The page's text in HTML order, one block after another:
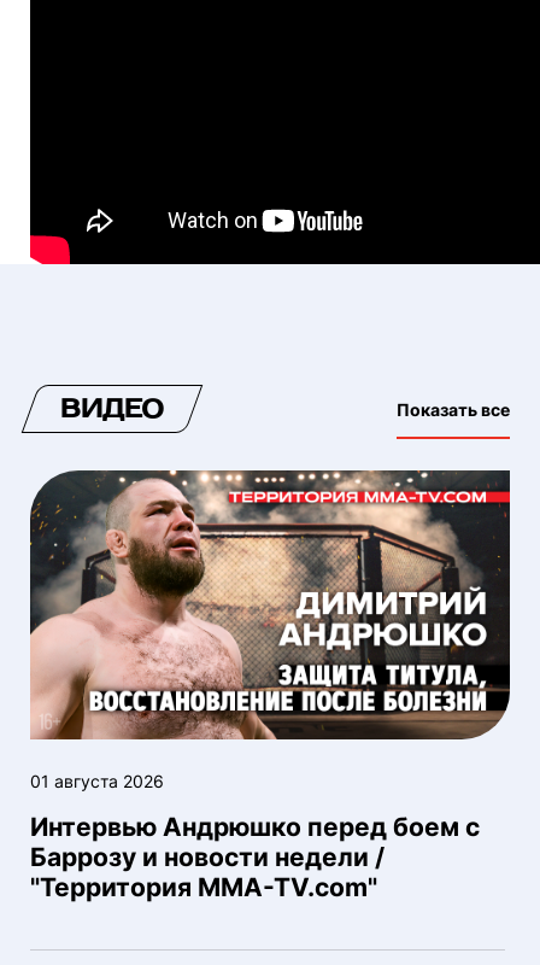
ВИДЕО Показать все
01 августа 2026
Интервью Андрюшко перед боем с
Баррозу и новости недели /
"Территория MMA-TV.com"